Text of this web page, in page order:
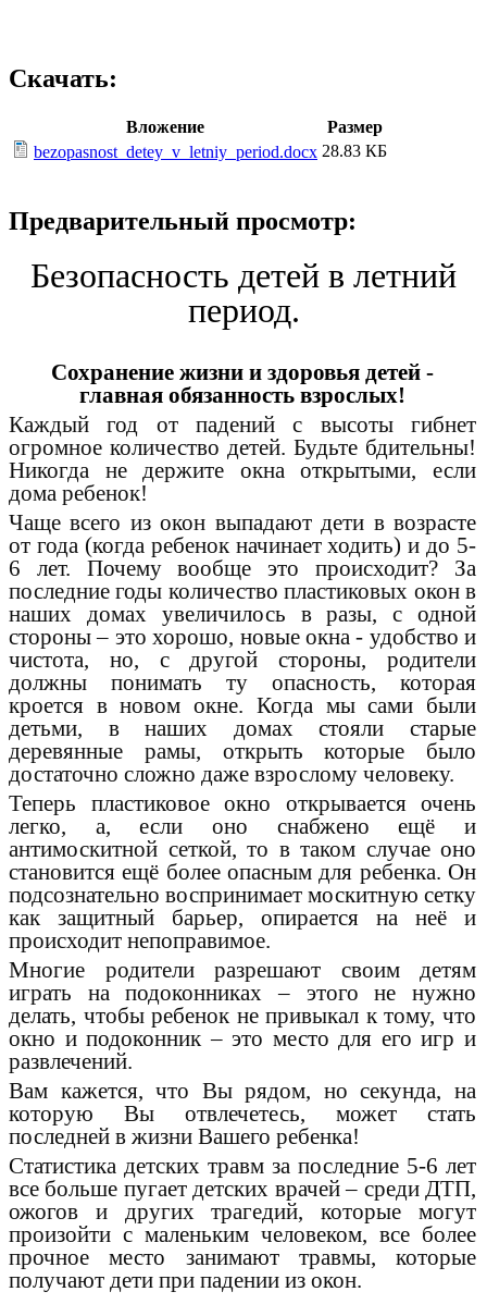
Скачать:
Вложение
Размер
bezopasnost_detey_v_letniy_period.docx 28.83 КБ
Предварительный просмотр:
Безопасность детей в летний
период.
Сохранение жизни и здоровья детей -
главная обязанность взрослых!
Каждый год от падений с высоты гибнет
огромное количество детей. Будьте бдительны!
Никогда не держите окна открытыми, если
дома ребенок!
Чаще всего из окон выпадают дети в возрасте
от года (когда ребенок начинает ходить) и до 5-
6 лет. Почему вообще это происходит? За
последние годы количество пластиковых окон в
наших домах увеличилось в разы, с одной
стороны – это хорошо, новые окна - удобство и
чистота, но, с другой стороны, родители
должны понимать ту опасность, которая
кроется в новом окне. Когда мы сами были
детьми, в наших домах стояли старые
деревянные рамы, открыть которые было
достаточно сложно даже взрослому человеку.
Теперь пластиковое окно открывается очень
легко, а, если оно снабжено ещё и
антимоскитной сеткой, то в таком случае оно
становится ещё более опасным для ребенка. Он
подсознательно воспринимает москитную сетку
как защитный барьер, опирается на неё и
происходит непоправимое.
Многие родители разрешают своим детям
играть на подоконниках – этого не нужно
делать, чтобы ребенок не привыкал к тому, что
окно и подоконник – это место для его игр и
развлечений.
Вам кажется, что Вы рядом, но секунда, на
которую Вы отвлечетесь, может стать
последней в жизни Вашего ребенка!
Статистика детских травм за последние 5-6 лет
все больше пугает детских врачей – среди ДТП,
ожогов и других трагедий, которые могут
произойти с маленьким человеком, все более
прочное место занимают травмы, которые
получают дети при падении из окон.